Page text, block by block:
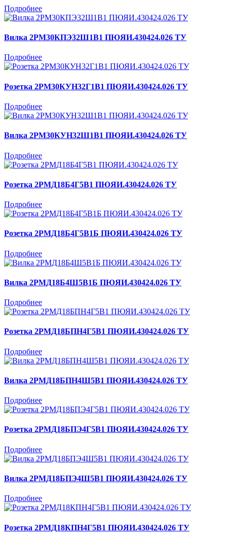
Подробнее
Вилка 2РМ30КПЭ32Ш1В1 ПЮЯИ.430424.026 ТУ
Подробнее
Розетка 2РМ30КУН32Г1В1 ПЮЯИ.430424.026 ТУ
Подробнее
Вилка 2РМ30КУН32Ш1В1 ПЮЯИ.430424.026 ТУ
Подробнее
Розетка 2РМД18Б4Г5В1 ПЮЯИ.430424.026 ТУ
Подробнее
Розетка 2РМД18Б4Г5В1Б ПЮЯИ.430424.026 ТУ
Подробнее
Вилка 2РМД18Б4Ш5В1Б ПЮЯИ.430424.026 ТУ
Подробнее
Розетка 2РМД18БПН4Г5В1 ПЮЯИ.430424.026 ТУ
Подробнее
Вилка 2РМД18БПН4Ш5В1 ПЮЯИ.430424.026 ТУ
Подробнее
Розетка 2РМД18БПЭ4Г5В1 ПЮЯИ.430424.026 ТУ
Подробнее
Вилка 2РМД18БПЭ4Ш5В1 ПЮЯИ.430424.026 ТУ
Подробнее
Розетка 2РМД18КПН4Г5В1 ПЮЯИ.430424.026 ТУ